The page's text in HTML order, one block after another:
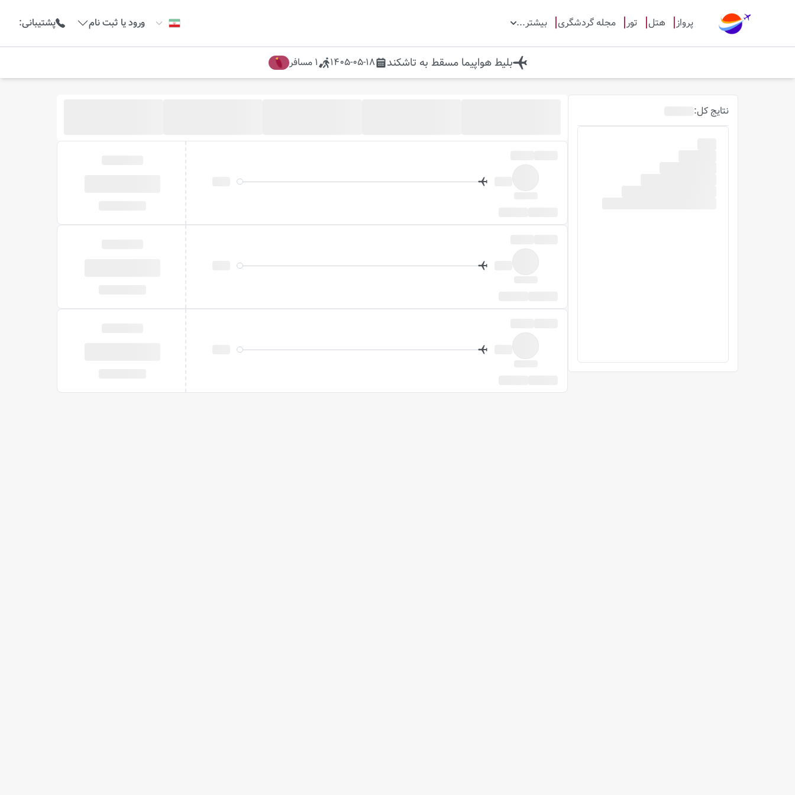
پرواز هتل تور مجله گردشگری بیشتر... ورود یا ثبت نام پشتیبانی:
بلیط هواپیما مسقط به تاشکند 1405-05-18
1 مسافر
نتایج کل: